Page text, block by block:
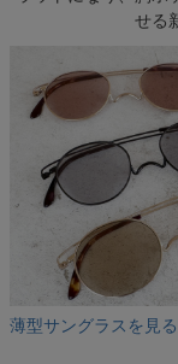
せる
薄型サングラスを見る
ピンク
イエロー
パープル
ブルー
グレー
シルバー
ゴールド
ホワイト
指定しない